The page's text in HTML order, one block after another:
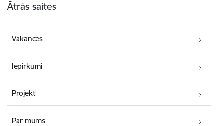
Ātrās saites
Vakances
Iepirkumi
Projekti
Par mums